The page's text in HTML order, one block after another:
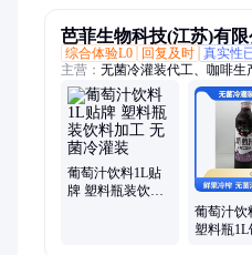
芭菲生物科技(江苏)有限
综合体验L0
回复及时 真实性
主营： 无菌冷灌装代工、咖啡生
代加工、茶饮料生产、饮料定
工、植物饮料代加工、果汁饮
技、小型饮料贴牌代工最低、饮
料贴牌代、情绪价值饮料贴牌
生产、塑料瓶饮料生产、无菌冷
葡萄汁饮料1L贴
牌 塑料瓶装饮料
葡萄汁饮
塑料瓶1L